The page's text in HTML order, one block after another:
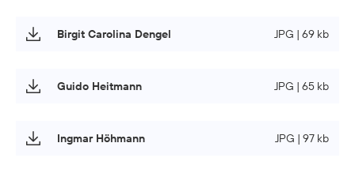
Birgit Carolina Dengel JPG | 69 kb
Guido Heitmann JPG | 65 kb
Ingmar Höhmann JPG | 97 kb